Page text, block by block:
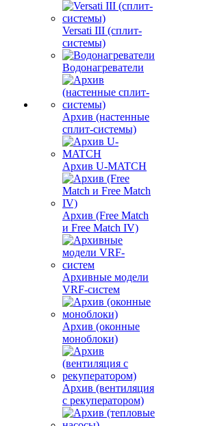
Versati III (сплит-
системы)
Водонагреватели
Архив (настенные
сплит-системы)
Архив U-MATCH
Архив (Free Match
и Free Match IV)
Архивные модели
VRF-систем
Архив (оконные
моноблоки)
Архив (вентиляция
с рекуператором)